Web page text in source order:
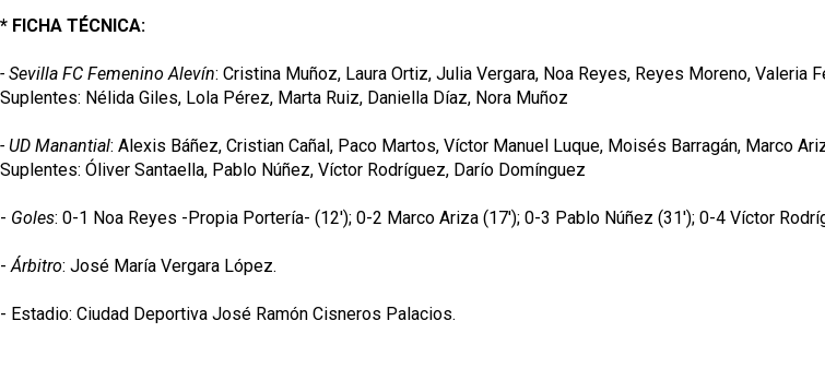
* FICHA TÉCNICA:
- Sevilla FC Femenino Alevín: Cristina Muñoz, Laura Ortiz, Julia Vergara, Noa Reyes, Reyes Moreno, Valeria
Suplentes: Nélida Giles, Lola Pérez, Marta Ruiz, Daniella Díaz, Nora Muñoz
- UD Manantial: Alexis Báñez, Cristian Cañal, Paco Martos, Víctor Manuel Luque, Moisés Barragán, Marco
Suplentes: Óliver Santaella, Pablo Núñez, Víctor Rodríguez, Darío Domínguez
- Goles: 0-1 Noa Reyes -Propia Portería- (12'); 0-2 Marco Ariza (17'); 0-3 Pablo Núñez (31'); 0-4 Víctor
-Árbitro: José María Vergara López.
- Estadio: Ciudad Deportiva José Ramón Cisneros Palacios.